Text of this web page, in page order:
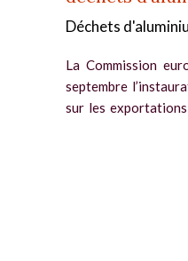
Déchets
La Commission
septembre
sur les exportations
nomination de